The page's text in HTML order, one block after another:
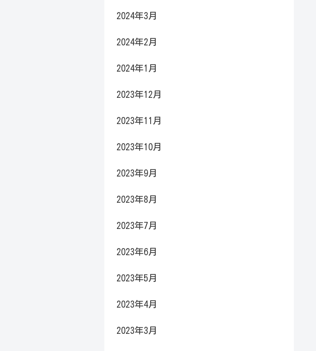
2024年3月
2024年2月
2024年1月
2023年12月
2023年11月
2023年10月
2023年9月
2023年8月
2023年7月
2023年6月
2023年5月
2023年4月
2023年3月